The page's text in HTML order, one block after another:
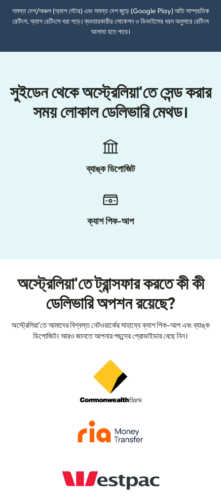
সমস্ত দেশ/অঞ্চল (অ্যাপ স্টোর) এবং সমস্ত দেশ জুড়ে (Google Play) অতি সাম্প্রতিক
রেটিংস, অ্যাপ রেটিংসে ধরা পড়ে। ব্যবহারকারীর লোকেশন ও ডিভাইসের ধরন অনুসারে রেটিংস
আলাদা হতে পারে।
সুইডেন থেকে অস্ট্রেলিয়া'তে সেন্ড করার
সময় লোকাল ডেলিভারি মেথড।
ব্যাঙ্ক ডিপোজিট
ক্যাশ পিক-আপ
অস্ট্রেলিয়া'তে ট্রান্সফার করতে কী কী
ডেলিভারি অপশন রয়েছে?
অস্ট্রেলিয়া'তে আমাদের বিশ্বস্ত নেটওয়ার্কের সাহায্যে ক্যাশ পিক-আপ এবং ব্যাঙ্ক
ডিপোজিট। আরও জানতে আপনার পছন্দের প্রোভাইডার বেছে নিন।